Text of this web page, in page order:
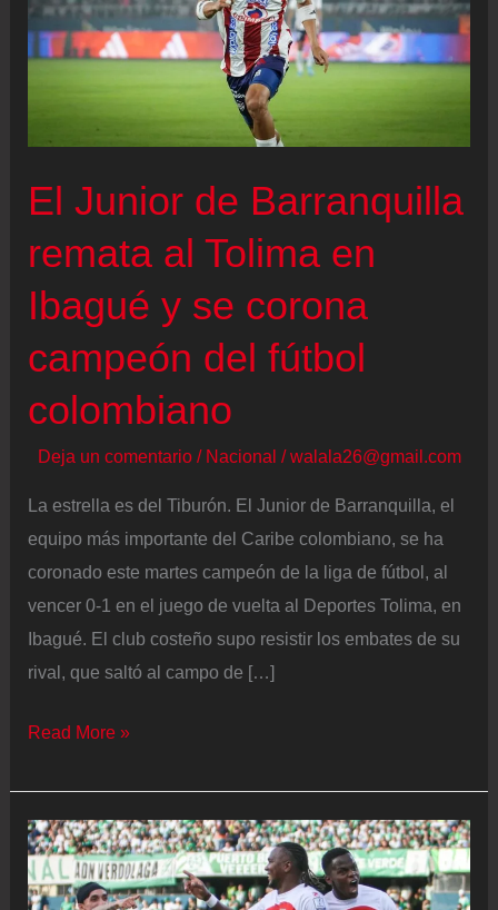
El Junior de Barranquilla
remata al Tolima en
Ibagué y se corona
campeón del fútbol
colombiano
Deja un comentario / Nacional /walala26@gmail.com
La estrella es del Tiburón. El Junior de Barranquilla, el
equipo más importante del Caribe colombiano, se ha
coronado este martes campeón de la liga de fútbol, al
vencer 0-1 en el juego de vuelta al Deportes Tolima, en
Ibagué. El club costeño supo resistir los embates de su
rival, que saltó al campo de […]
El
de
Barranquilla
remata
al
Read More »